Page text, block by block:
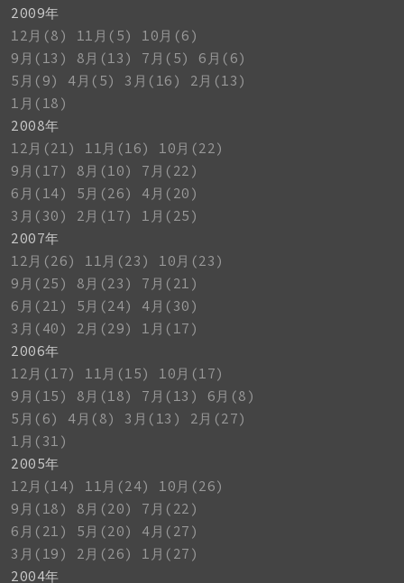
2009年
12月(8)
11月(5)
10月(6)
9月(13)
8月(13) 7月(5)
6月(6)
5月(9)
4月(5) 3月(16)
2月(13)
1月(18)
2008年
12月(21)
11月(16)
10月(22)
9月(17)
8月(10)
7月(22)
6月(14)
5月(26)
4月(20)
3月(30)
2月(17)
1月(25)
2007年
12月(26)
11月(23)
10月(23)
9月(25)
8月(23)
7月(21)
6月(21)
5月(24)
4月(30)
3月(40)
2月(29)
1月(17)
2006年
12月(17)
11月(15)
10月(17)
9月(15)
8月(18) 7月(13)
6月(8)
5月(6)
4月(8) 3月(13)
2月(27)
1月(31)
2005年
12月(14)
11月(24)
10月(26)
9月(18)
8月(20)
7月(22)
6月(21)
5月(20)
4月(27)
3月(19)
2月(26)
1月(27)
2004年